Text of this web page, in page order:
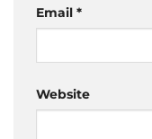
Email *
Website